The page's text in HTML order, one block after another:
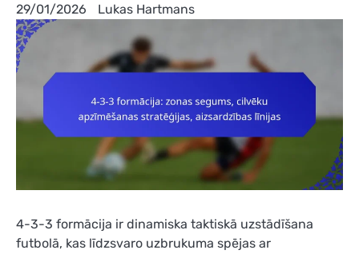
29/01/2026 Lukas Hartmans
4-3-3 formācija ir dinamiska taktiskā uzstādīšana
futbolā, kas līdzsvaro uzbrukuma spējas ar